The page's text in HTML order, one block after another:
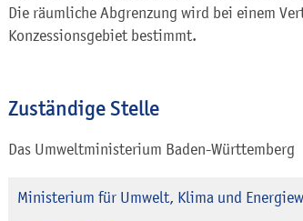
Die räumliche Abgrenzung wird bei einem
Konzessionsgebiet bestimmt.
Zuständige Stelle
Das Umweltministerium Baden-Württemberg
Ministerium für Umwelt, Klima und